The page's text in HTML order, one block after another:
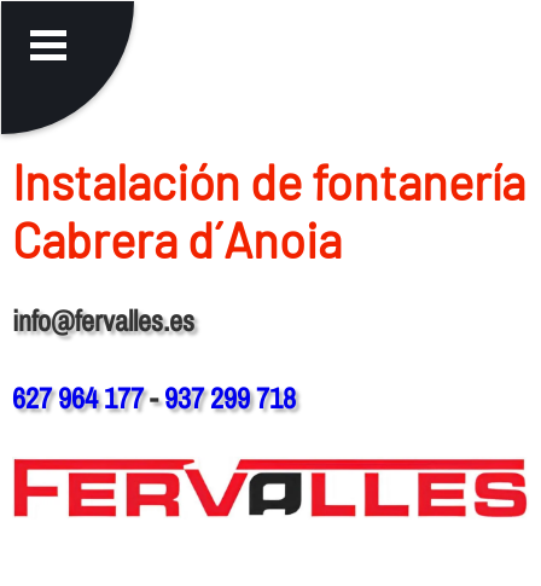
Instalación de fontanerí­a
Cabrera d´Anoia
info@fervalles.es
627 964 177-937 299 718